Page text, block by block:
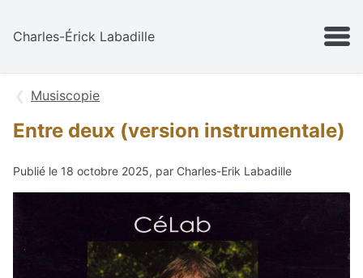
Charles-Érick Labadille
MENU
Musiscopie
Entre deux (version instrumentale)
Publié le 18 octobre 2025, par Charles-Erik Labadille